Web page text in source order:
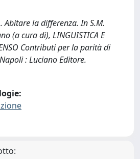
Abitare la differenza. In S.M.
(a cura di), LINGUISTICA E
Contributi per la parità di
: Luciano Editore.